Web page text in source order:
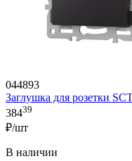
044893
Заглушка для розетки
38439
₽/шт
В наличии